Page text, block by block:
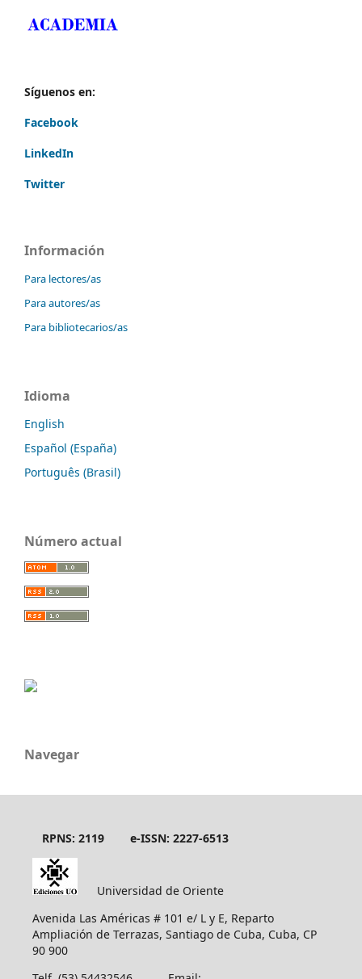
Síguenos en:
Facebook
LinkedIn
Twitter
Información
Para lectores/as
Para autores/as
Para bibliotecarios/as
Idioma
English
Español (España)
Português (Brasil)
Número actual
Navegar
RPNS: 2119 e-ISSN: 2227-6513
Universidad de Oriente
Avenida Las Américas # 101 e/ L y E, Reparto
Ampliación de Terrazas, Santiago de Cuba, Cuba, CP
90 900